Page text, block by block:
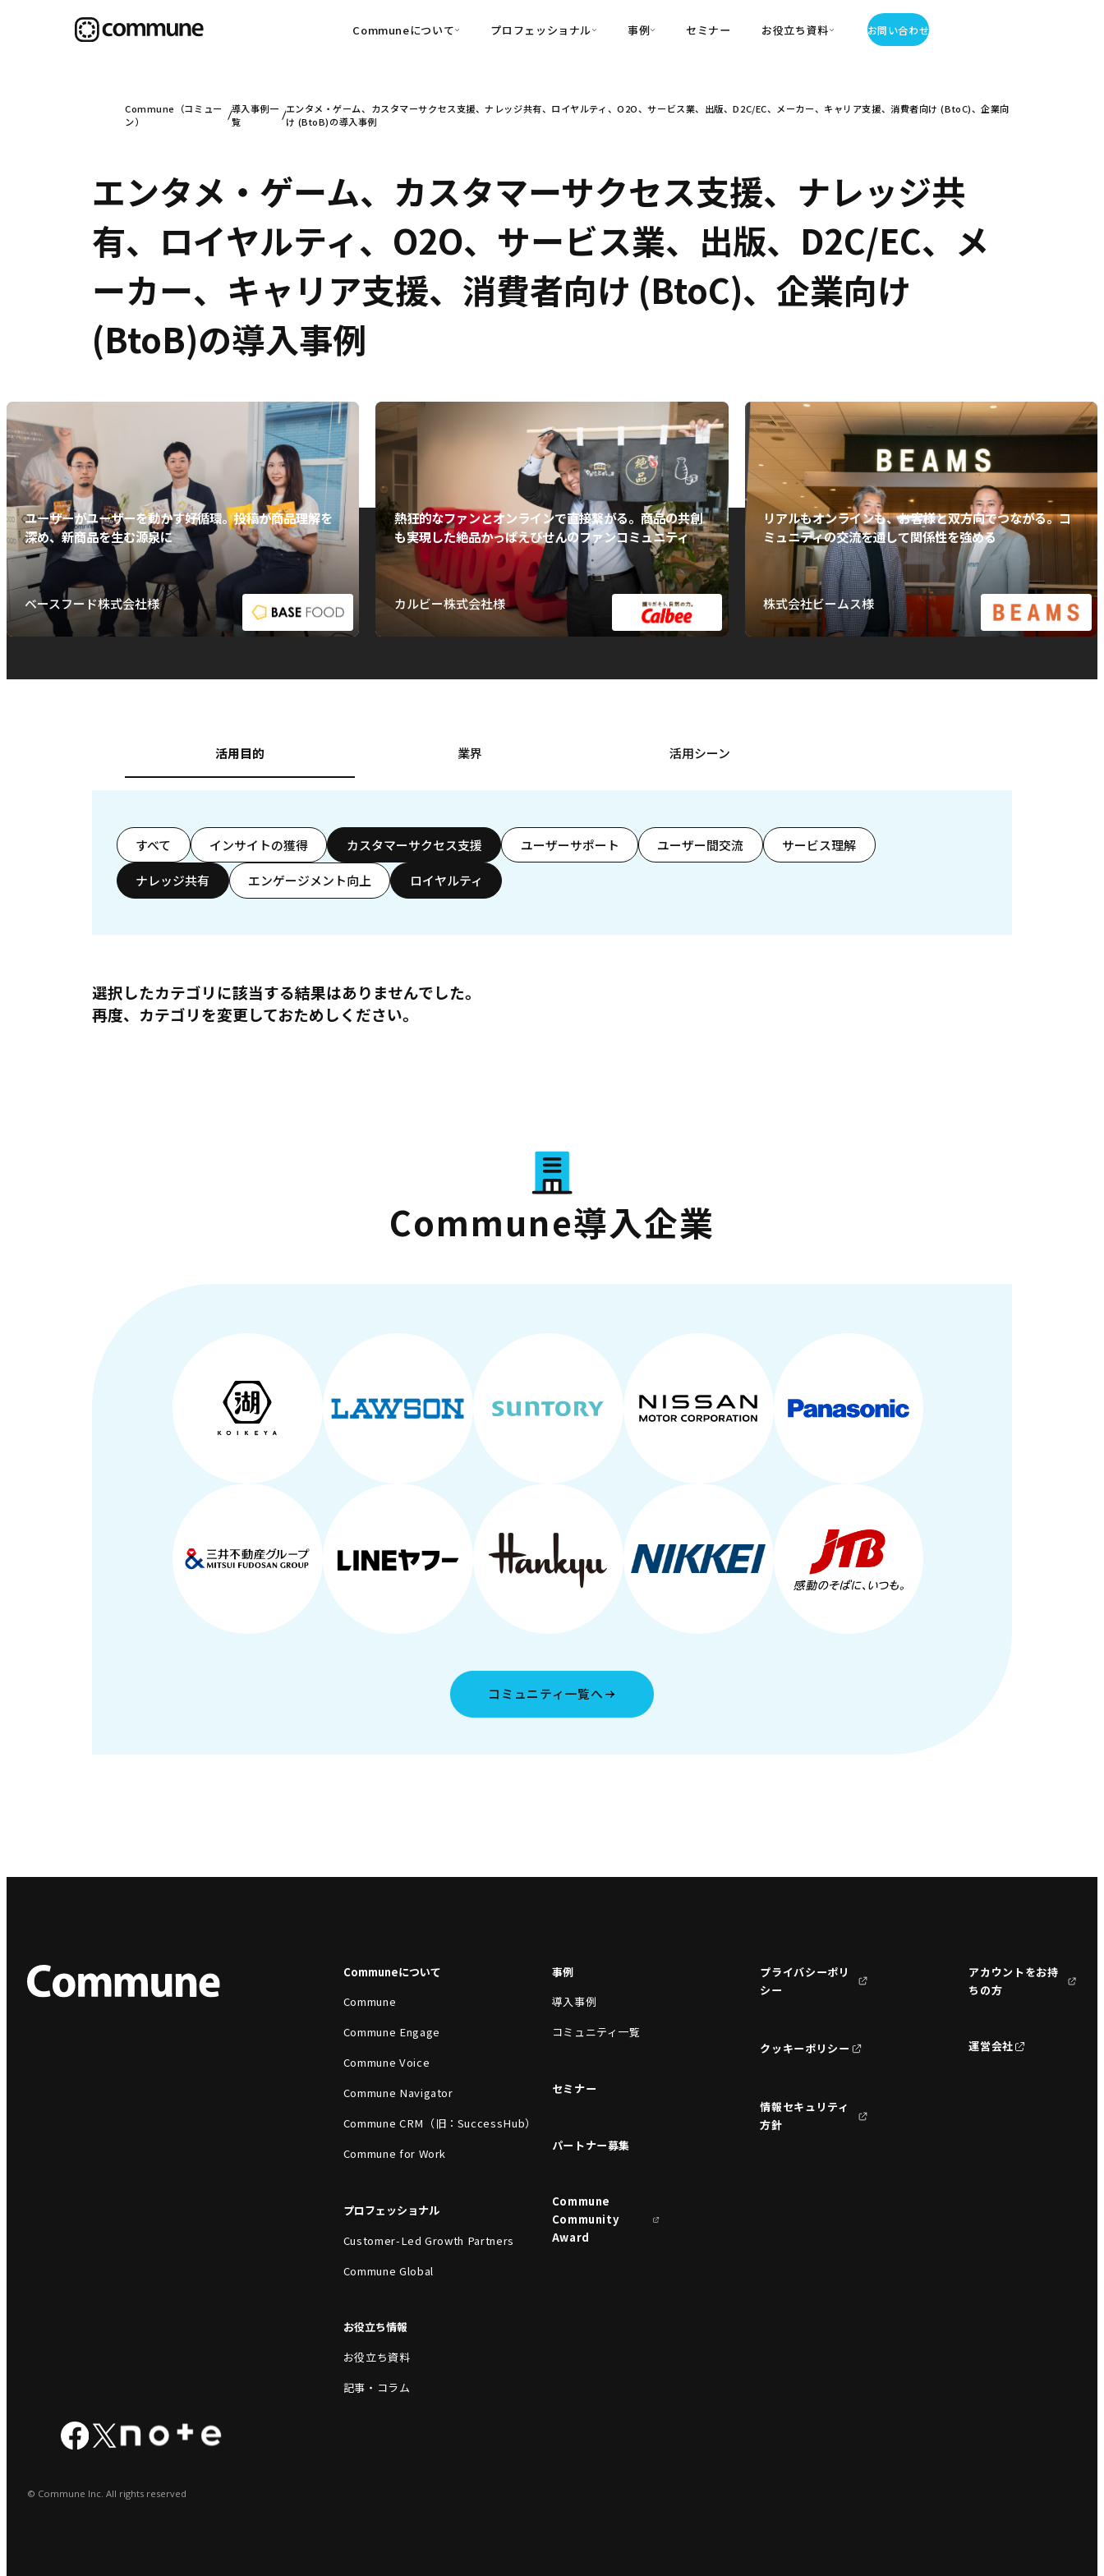
Communeについて
可視化
育成
信頼を醸成する信頼起点経営基盤
SuccessHub）
・Commune for Work
プロフェッショナル
・Customer-Led Growth
事例
導入事例
セミナー お役立ち資料
・お役立ち資料
お問い合わせ
Commune（コミュー
ン）
導入事例一
覧
エンタメ・ゲーム、カスタマーサクセス支援、ナレッジ共有、ロイヤルティ、O2O、サービス業、出版、D2C/EC、メーカー、キャリア支援、消費者向け (BtoC)、企業向
け (BtoB)の導入事例
エンタメ・ゲーム、カスタマーサクセス支援、ナレッジ共
有、ロイヤルティ、O2O、サービス業、出版、D2C/EC、メ
ーカー、キャリア支援、消費者向け (BtoC)、企業向け
(BtoB)の導入事例
ユーザーがユーザーを動かす好循環。投稿が商品理解を
深め、新商品を生む源泉に
ベースフード株式会社様
熱狂的なファンとオンラインで直接繋がる。商品の共創
も実現した絶品かっぱえびせんのファンコミュニティ
カルビー株式会社様
リアルもオンラインも、お客様と双方向でつながる。コ
ミュニティの交流を通して関係性を強める
株式会社ビームス様
活用目的 業界 活用シーン
すべて インサイトの獲得 カスタマーサクセス支援 ユーザーサポート ユーザー間交流 サービス理解
ナレッジ共有 エンゲージメント向上 ロイヤルティ
選択したカテゴリに該当する結果はありませんでした。
再度、カテゴリを変更しておためしください。
Commune導入企業
コミュニティ一覧へ
Communeについて
Commune
Commune Engage
Commune Voice
Commune Navigator
Commune CRM（旧：SuccessHub）
Commune for Work
プロフェッショナル
Customer-Led Growth Partners
Commune Global
お役立ち情報
お役立ち資料
記事・コラム
事例
導入事例
コミュニティ一覧
セミナー
パートナー募集
Commune
Community
Award
プライバシーポリ
シー
クッキーポリシー
情報セキュリティ
方針
アカウントをお持
ちの方
運営会社
© Commune Inc. All rights reserved